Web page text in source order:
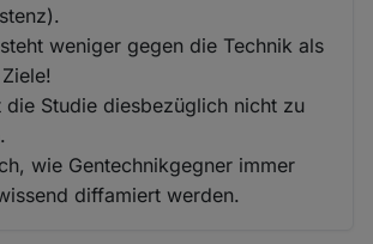
weniger gegen die Technik als
die Studie diesbezüglich nicht zu
wie Gentechnikgegner immer
diffamiert werden.